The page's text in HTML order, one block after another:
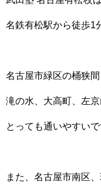
名鉄有松駅から徒歩1
名古屋市緑区の桶狭間
滝の水、大高町、左京
とっても通いやすいで
また、名古屋市南区